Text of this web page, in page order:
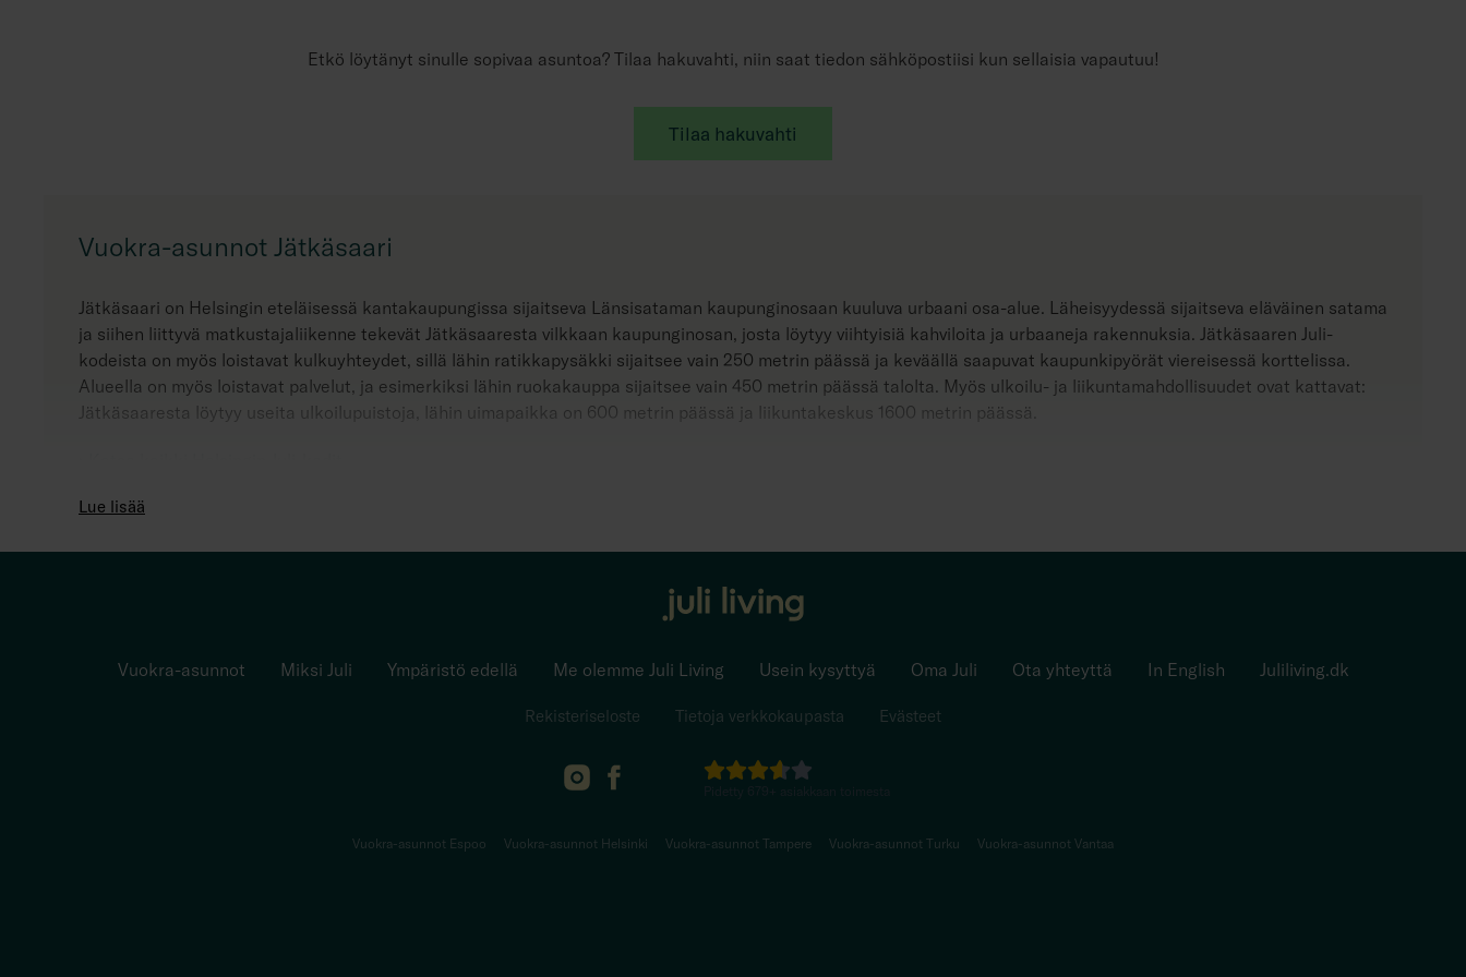
Etkö löytänyt sinulle sopivaa asuntoa? Tilaa hakuvahti, niin saat tiedon sähköpostiisi kun sellaisia vapautuu!
Tilaa hakuvahti
Vuokra-asunnot Jätkäsaari
Jätkäsaari on Helsingin eteläisessä kantakaupungissa sijaitseva Länsisataman kaupunginosaan kuuluva urbaani osa-alue. Läheisyydessä sijaitseva eläväinen satama
ja siihen liittyvä matkustajaliikenne tekevät Jätkäsaaresta vilkkaan kaupunginosan, josta löytyy viihtyisiä kahviloita ja urbaaneja rakennuksia. Jätkäsaaren Juli-
kodeista on myös loistavat kulkuyhteydet, sillä lähin ratikkapysäkki sijaitsee vain 250 metrin päässä ja keväällä saapuvat kaupunkipyörät viereisessä korttelissa.
Alueella on myös loistavat palvelut, ja esimerkiksi lähin ruokakauppa sijaitsee vain 450 metrin päässä talolta. Myös ulkoilu- ja liikuntamahdollisuudet ovat kattavat:
Jätkäsaaresta löytyy useita ulkoilupuistoja, lähin uimapaikka on 600 metrin päässä ja liikuntakeskus 1600 metrin päässä.
Lue lisää
Vuokra-asunnot Miksi Juli Ympäristö edellä Me olemme Juli Living Usein kysyttyä Oma Juli Ota yhteyttä In English Juliliving.dk
Rekisteriseloste Tietoja verkkokaupasta Evästeet
Vuokra-asunnot Espoo Vuokra-asunnot Helsinki Vuokra-asunnot Tampere Vuokra-asunnot Turku Vuokra-asunnot Vantaa